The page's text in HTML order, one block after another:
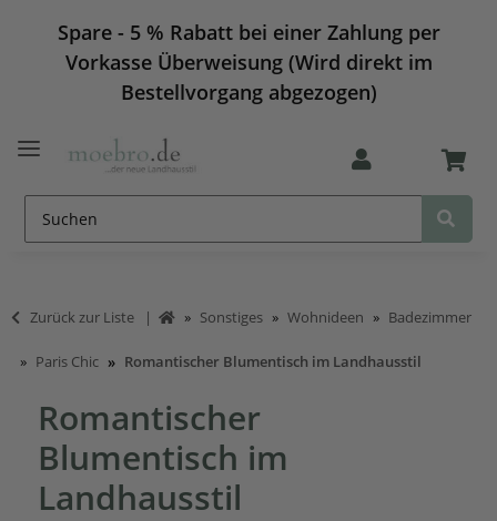
Spare - 5 % Rabatt bei einer Zahlung per
Vorkasse Überweisung (Wird direkt im
Bestellvorgang abgezogen)
Zurück zur Liste Sonstiges Wohnideen Badezimmer
Paris Chic Romantischer Blumentisch im Landhausstil
Romantischer
Blumentisch im
Landhausstil